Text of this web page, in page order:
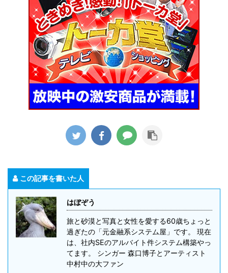
この記事を書いた人
はぼぞう
旅と砂漠と写真と女性を愛する60歳ちょっと
過ぎたの「元金融系システム屋」です。 現在
は、社内SEのアルバイト件システム構築やっ
てます。 シンガー 森口博子とアーティスト
中村中の大ファン